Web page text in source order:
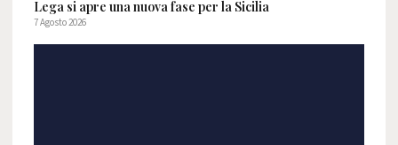
Lega si apre una nuova fase per la Sicilia
7 Agosto 2026